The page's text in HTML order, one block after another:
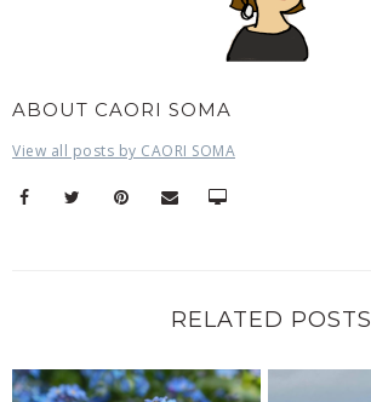
ABOUT CAORI SOMA
View all posts by CAORI SOMA
RELATED POSTS